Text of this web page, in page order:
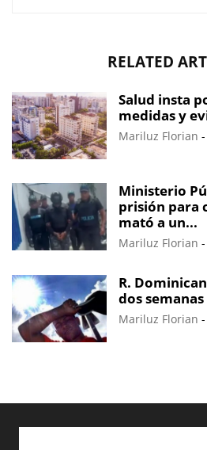
RELATED
Salud insta
medidas y
Mariluz Florian -
Ministerio
prisión para
mató a un...
Mariluz Florian -
R.
dos
Mariluz Florian -